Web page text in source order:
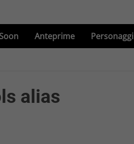
Anteprime Personaggi
alias